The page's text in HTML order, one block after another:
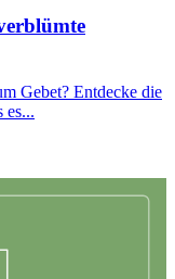
Gebet? Entdecke die
es...